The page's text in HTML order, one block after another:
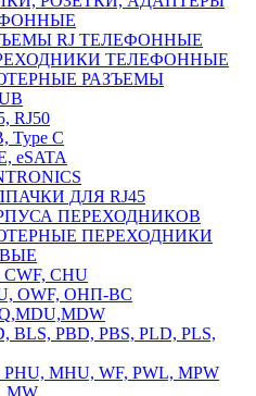
RJ ТЕЛЕФОННЫЕ
ТЕЛЕФОННЫЕ
РАЗЪЕМЫ
RJ50
Type C
eSATA
ДЛЯ RJ45
ПЕРЕХОДНИКОВ
ПЕРЕХОДНИКИ
CWF, CHU
OWF, ОНП-ВС
BLS, PBD, PBS, PLD, PLS,
PHU, MHU, WF, PWL, MPW
MW